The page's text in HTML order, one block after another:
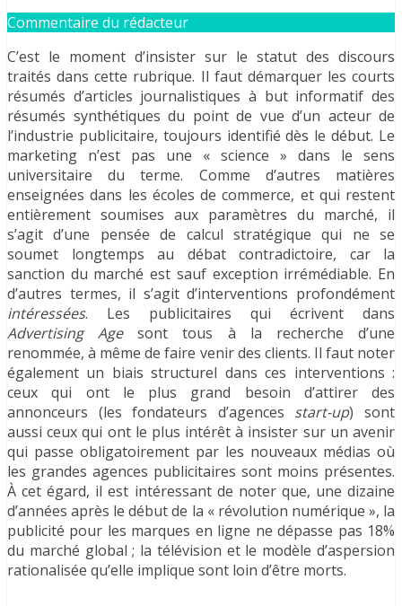
Commentaire du rédacteur
C’est le moment d’insister sur le statut des discours
traités dans cette rubrique. Il faut démarquer les courts
résumés d’articles journalistiques à but informatif des
résumés synthétiques du point de vue d’un acteur de
l’industrie publicitaire, toujours identifié dès le début. Le
marketing n’est pas une « science » dans le sens
universitaire du terme. Comme d’autres matières
enseignées dans les écoles de commerce, et qui restent
entièrement soumises aux paramètres du marché, il
s’agit d’une pensée de calcul stratégique qui ne se
soumet longtemps au débat contradictoire, car la
sanction du marché est sauf exception irrémédiable. En
d’autres termes, il s’agit d’interventions profondément
intéressées. Les publicitaires qui écrivent dans
Advertising Agesont tous à la recherche d’une
renommée, à même de faire venir des clients. Il faut noter
également un biais structurel dans ces interventions :
ceux qui ont le plus grand besoin d’attirer des
annonceurs (les fondateurs d’agences start-up) sont
aussi ceux qui ont le plus intérêt à insister sur un avenir
qui passe obligatoirement par les nouveaux médias où
les grandes agences publicitaires sont moins présentes.
À cet égard, il est intéressant de noter que, une dizaine
d’années après le début de la « révolution numérique », la
publicité pour les marques en ligne ne dépasse pas 18%
du marché global ; la télévision et le modèle d’aspersion
rationalisée qu’elle implique sont loin d’être morts.